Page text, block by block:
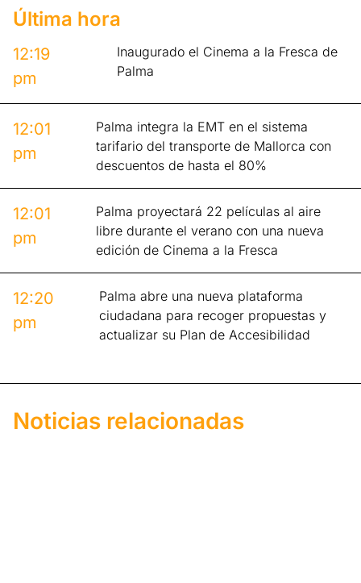
Última hora
12:19
pm
Inaugurado el Cinema a la Fresca de
Palma
12:01
pm
Palma integra la EMT en el sistema
tarifario del transporte de Mallorca con
descuentos de hasta el 80%
12:01
pm
Palma proyectará 22 películas al aire
libre durante el verano con una nueva
edición de Cinema a la Fresca
12:20
pm
Palma abre una nueva plataforma
ciudadana para recoger propuestas y
actualizar su Plan de Accesibilidad
Noticias relacionadas